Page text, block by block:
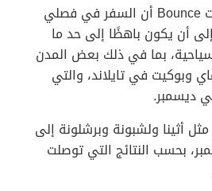
على الجانب الآخر، وجدت Bounce أن السفر في فصلي
أن يكون باهظًا إلى حد ما
بما في ذلك بعض المدن
وبوكيت في تايلاند، والتي
ديسمبر.
أثينا ولشبونة وبرشلونة إلى
بحسب النتائج التي توصلت